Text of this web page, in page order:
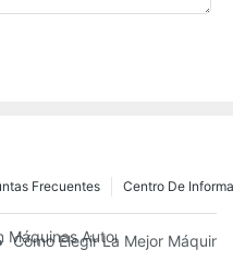
Centro De
Frecuentes
Automáticas Para
Cómo Elegir La Mejor